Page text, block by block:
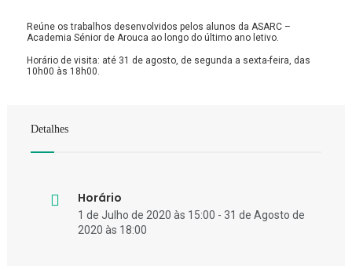
Reúne os trabalhos desenvolvidos pelos alunos da ASARC –
Academia Sénior de Arouca ao longo do último ano letivo.
Horário de visita: até 31 de agosto, de segunda a sexta-feira, das
10h00 às 18h00.
Detalhes
Horário
1 de Julho de 2020 às 15:00 - 31 de Agosto de
2020 às 18:00